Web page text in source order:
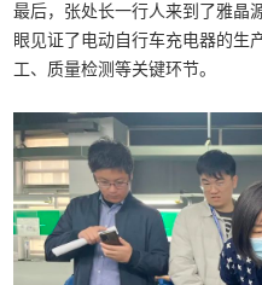
最后，张处长一行人来到了雅晶
眼见证了电动自行车充电器的生
工、质量检测等关键环节。